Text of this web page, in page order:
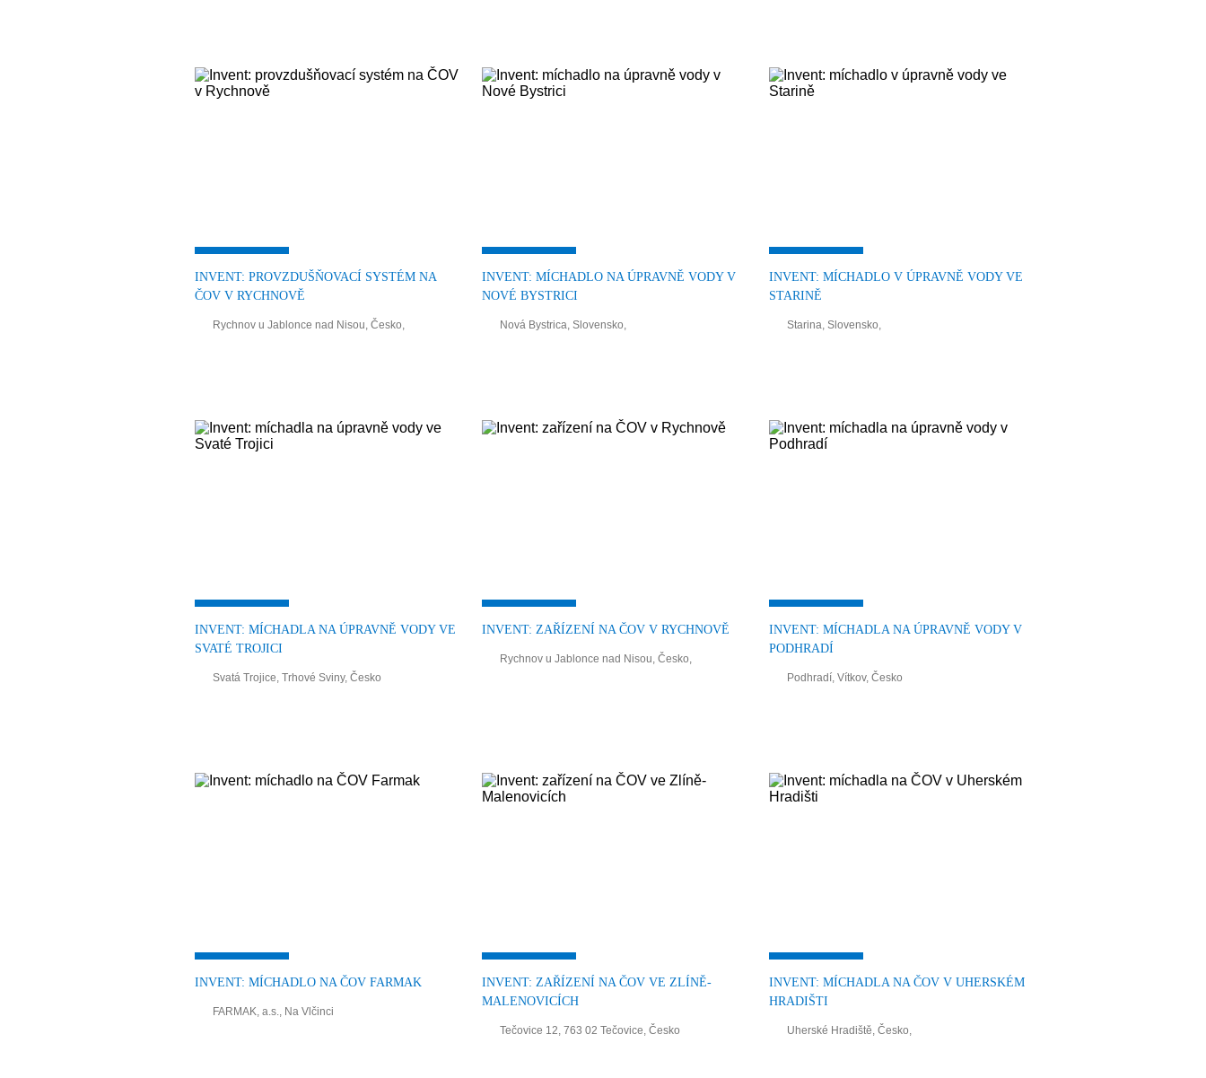
INVENT: PROVZDUŠŇOVACÍ SYSTÉM NA
ČOV V RYCHNOVĚ
Rychnov u Jablonce nad Nisou, Česko,
INVENT: MÍCHADLO NA ÚPRAVNĚ VODY V
NOVÉ BYSTRICI
Nová Bystrica, Slovensko,
INVENT: MÍCHADLO V ÚPRAVNĚ VODY VE
STARINĚ
Starina, Slovensko,
INVENT: MÍCHADLA NA ÚPRAVNĚ VODY VE
SVATÉ TROJICI
Svatá Trojice, Trhové Sviny, Česko
INVENT: ZAŘÍZENÍ NA ČOV V RYCHNOVĚ
Rychnov u Jablonce nad Nisou, Česko,
INVENT: MÍCHADLA NA ÚPRAVNĚ VODY V
PODHRADÍ
Podhradí, Vítkov, Česko
INVENT: MÍCHADLO NA ČOV FARMAK
FARMAK, a.s., Na Vlčinci
INVENT: ZAŘÍZENÍ NA ČOV VE ZLÍNĚ-
MALENOVICÍCH
Tečovice 12, 763 02 Tečovice, Česko
INVENT: MÍCHADLA NA ČOV V UHERSKÉM
HRADIŠTI
Uherské Hradiště, Česko,